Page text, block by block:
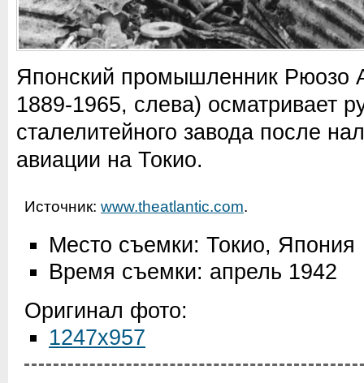
Японский промышленник Рюозо
1889-1965, слева) осматривает
сталелитейного завода после
авиации на Токио.
Источник: www.theatlantic.com.
Место съемки: Токио, Япония
Время съемки: апрель 1942
Оригинал фото:
1247x957